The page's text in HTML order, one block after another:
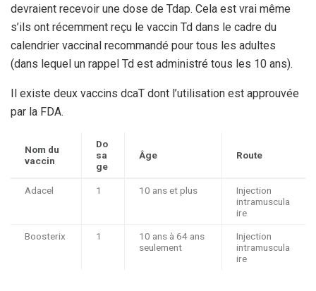
devraient recevoir une dose de Tdap. Cela est vrai même
s’ils ont récemment reçu le vaccin Td dans le cadre du
calendrier vaccinal recommandé pour tous les adultes
(dans lequel un rappel Td est administré tous les 10 ans).
Il existe deux vaccins dcaT dont l’utilisation est approuvée
par la FDA.
Nom du
vaccin
Do
sa
ge
Âge Route
Adacel 1 10 ans et plus
Injection
intramuscula
ire
Boosterix 1
10 ans à 64 ans
seulement
Injection
intramuscula
ire